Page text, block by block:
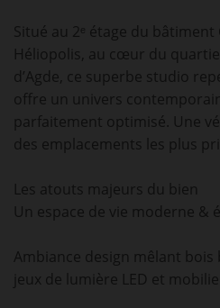
Situé au 2ᵉ étage du bâtiment
Héliopolis, au cœur du
d’Agde, ce superbe studio
offre un univers
parfaitement optimisé. Une
des emplacements les plus
Les atouts majeurs du bien
Un espace de vie moderne &
Ambiance design mêlant
jeux de lumière LED et